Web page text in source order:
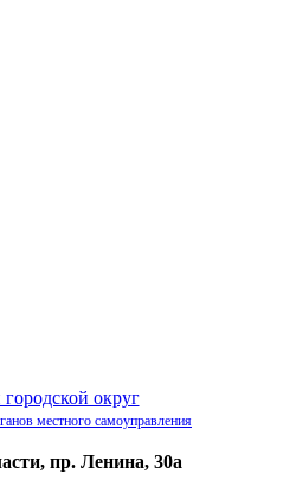
округ
местного самоуправления
пр. Ленина, 30а